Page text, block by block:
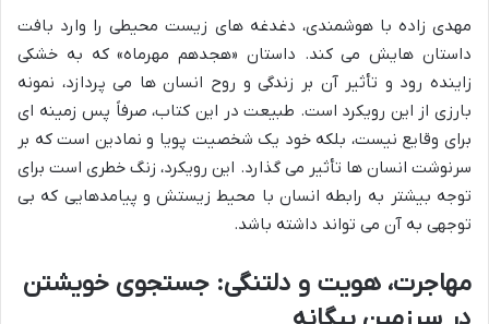
مهدی زاده با هوشمندی، دغدغه های زیست محیطی را وارد بافت
داستان هایش می کند. داستان «هجدهم مهرماه» که به خشکی
زاینده رود و تأثیر آن بر زندگی و روح انسان ها می پردازد، نمونه
بارزی از این رویکرد است. طبیعت در این کتاب، صرفاً پس زمینه ای
برای وقایع نیست، بلکه خود یک شخصیت پویا و نمادین است که بر
سرنوشت انسان ها تأثیر می گذارد. این رویکرد، زنگ خطری است برای
توجه بیشتر به رابطه انسان با محیط زیستش و پیامدهایی که بی
توجهی به آن می تواند داشته باشد.
مهاجرت، هویت و دلتنگی: جستجوی خویشتن